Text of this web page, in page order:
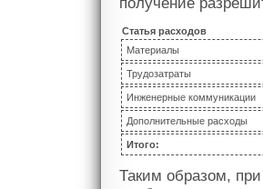
Статья расходов
Материалы
Трудозатраты
Инженерные коммуникации
Дополнительные расходы
Итого:
Таким образом,